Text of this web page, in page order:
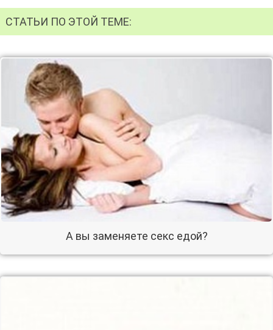
СТАТЬИ ПО ЭТОЙ ТЕМЕ:
А вы заменяете секс едой?